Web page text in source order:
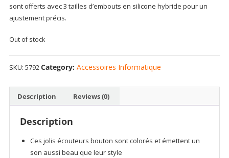
sont offerts avec 3 tailles d’embouts en silicone hybride pour un
ajustement précis.
Out of stock
SKU: 5792Category: Accessoires Informatique
Description Reviews (0)
Description
Ces jolis écouteurs bouton sont colorés et émettent un
son aussi beau que leur style